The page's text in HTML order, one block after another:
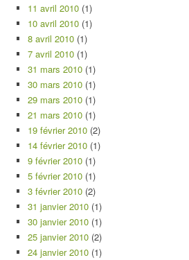
11 avril 2010 (1)
10 avril 2010 (1)
8 avril 2010 (1)
7 avril 2010 (1)
31 mars 2010 (1)
30 mars 2010 (1)
29 mars 2010 (1)
21 mars 2010 (1)
19 février 2010 (2)
14 février 2010 (1)
9 février 2010 (1)
5 février 2010 (1)
3 février 2010 (2)
31 janvier 2010 (1)
30 janvier 2010 (1)
25 janvier 2010 (2)
24 janvier 2010 (1)